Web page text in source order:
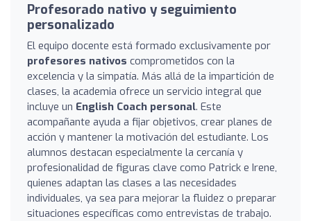
Profesorado nativo y seguimiento
personalizado
El equipo docente está formado exclusivamente por
profesores nativos comprometidos con la
excelencia y la simpatía. Más allá de la impartición de
clases, la academia ofrece un servicio integral que
incluye un English Coach personal. Este
acompañante ayuda a fijar objetivos, crear planes de
acción y mantener la motivación del estudiante. Los
alumnos destacan especialmente la cercanía y
profesionalidad de figuras clave como Patrick e Irene,
quienes adaptan las clases a las necesidades
individuales, ya sea para mejorar la fluidez o preparar
situaciones específicas como entrevistas de trabajo.